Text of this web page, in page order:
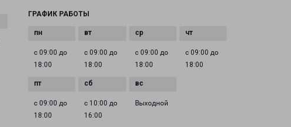
ГРАФИК РАБОТЫ
с 09:00 до
18:00
с 09:00 до
18:00
с 09:00 до
18:00
с 09:00 до
18:00
с 09:00 до
18:00
с 10:00 до
16:00
Выходной